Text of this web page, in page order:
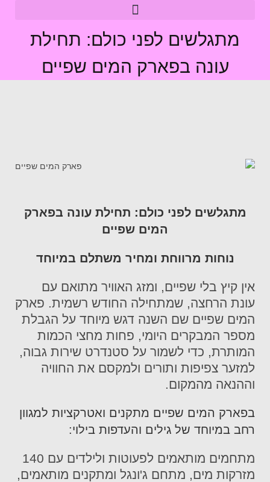
מתגלשים לפני כולם: תחילת
עונה בפארק המים שפיים
מתגלשים לפני כולם: תחילת עונה בפארק
המים שפיים
נוחות מרווחת ומחיר משתלם במיוחד
אין קיץ בלי שפיים, ומזג האוויר מתואם עם
עונת הרחצה, שמתחילה החודש רשמית. פארק
המים שפיים שם השנה דגש מיוחד על הגבלת
מספר המבקרים היומי, פחות מחצי הכמות
המותרת, כדי לשמור על סטנדרט שירות גבוה,
למזער צפיפות ותורים ולמקסם את החוויה
וההנאה מהמקום.
בפארק המים שפיים מתקנים ואטרקציות למגוון
רחב במיוחד של גילים והעדפות בילוי:
מתחמים מותאמים לפעוטות ולילדים עם 140
מזרקות מים, מתחם ג'ונגל ומתקנים מותאמים,